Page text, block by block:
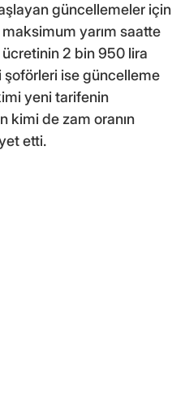
güncellemeler için
yarım saatte
2 bin 950 lira
şoförleri ise güncelleme
yeni tarifenin
kimi de zam oranın
etti.